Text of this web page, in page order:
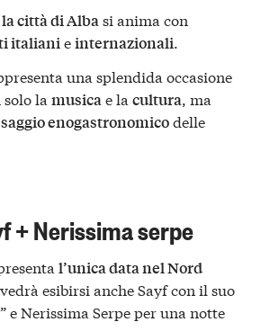
la città di Albasi anima con
italianieinternazionali.
una splendida occasione
la musicae la cultura, ma
enogastronomicodelle
+ Nerissima serpe
l’unica data nel Nord
esibirsi anche Sayf con il suo
e Nerissima Serpe per una notte